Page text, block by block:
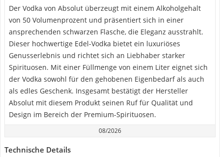
Der Vodka von Absolut überzeugt mit einem Alkoholgehalt
von 50 Volumenprozent und präsentiert sich in einer
ansprechenden schwarzen Flasche, die Eleganz ausstrahlt.
Dieser hochwertige Edel-Vodka bietet ein luxuriöses
Genusserlebnis und richtet sich an Liebhaber starker
Spirituosen. Mit einer Füllmenge von einem Liter eignet sich
der Vodka sowohl für den gehobenen Eigenbedarf als auch
als edles Geschenk. Insgesamt bestätigt der Hersteller
Absolut mit diesem Produkt seinen Ruf für Qualität und
Design im Bereich der Premium-Spirituosen.
08/2026
Technische Details